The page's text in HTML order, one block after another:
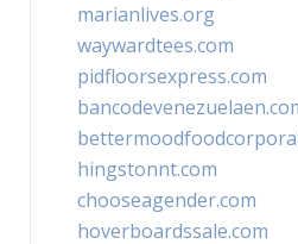
marianlives.org
waywardtees.com
pidfloorsexpress.com
hingstonnt.com
chooseagender.com
hoverboardssale.com